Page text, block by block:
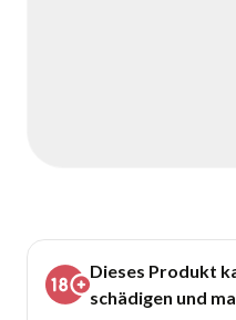
Dieses Produkt
schädigen und